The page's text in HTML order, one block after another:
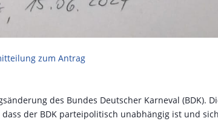
zum Antrag
des Bundes Deutscher Karneval (BDK).
der BDK parteipolitisch unabhängig ist und